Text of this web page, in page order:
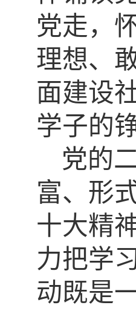
党走，
理想、
面建设
学子的
党的
富、形
十大精
力把学
动既是